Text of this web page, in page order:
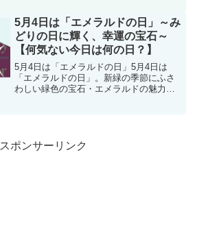
す。新暦（グレゴリオ暦、太陽暦）とは
一ヶ月ほどのずれが存在し...
5月4日は「エメラルドの日」～み
どりの日に輝く、幸運の宝石～
【何気ない今日は何の日？】
5月4日は「エメラルドの日」5月4日は
「エメラルドの日」。新緑の季節にふさ
わしい緑色の宝石・エメラルドの魅力を
スポンサーリンク